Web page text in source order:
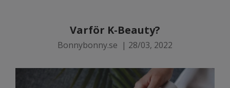
Varför K-Beauty?
Bonnybonny.se | 28/03, 2022